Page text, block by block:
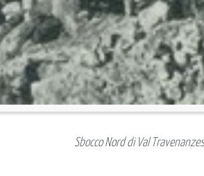
Sbocco Nord di Val